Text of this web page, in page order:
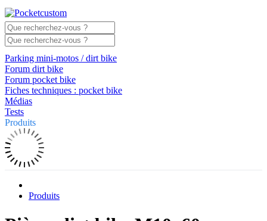
Parking mini-motos / dirt bike
Forum dirt bike
Forum pocket bike
Fiches techniques : pocket bike
Médias
Tests
Produits
Produits